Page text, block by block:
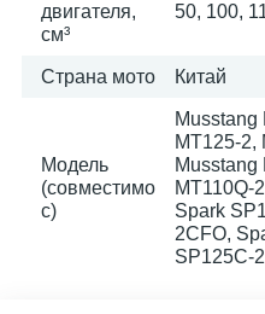
двигателя,
см³
50, 100,
Страна мото Китай
Модель
(совместимо
с)
Musstang
MT125-2,
Musstang
МТ110Q-
Spark
2CFO,
SP125C-